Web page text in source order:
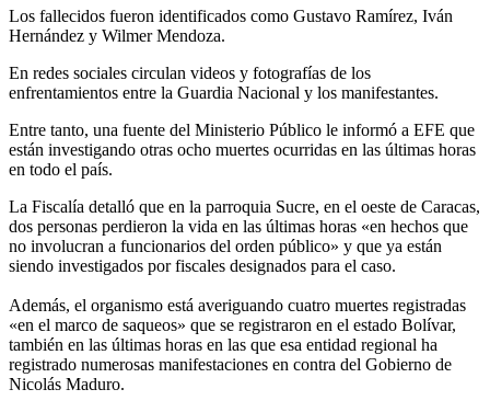
Los fallecidos fueron identificados como Gustavo Ramírez, Iván
Hernández y Wilmer Mendoza.
En redes sociales circulan videos y fotografías de los
enfrentamientos entre la Guardia Nacional y los manifestantes.
Entre tanto, una fuente del Ministerio Público le informó a EFE que
están investigando otras ocho muertes ocurridas en las últimas horas
en todo el país.
La Fiscalía detalló que en la parroquia Sucre, en el oeste de Caracas,
dos personas perdieron la vida en las últimas horas «en hechos que
no involucran a funcionarios del orden público» y que ya están
siendo investigados por fiscales designados para el caso.
Además, el organismo está averiguando cuatro muertes registradas
«en el marco de saqueos» que se registraron en el estado Bolívar,
también en las últimas horas en las que esa entidad regional ha
registrado numerosas manifestaciones en contra del Gobierno de
Nicolás Maduro.